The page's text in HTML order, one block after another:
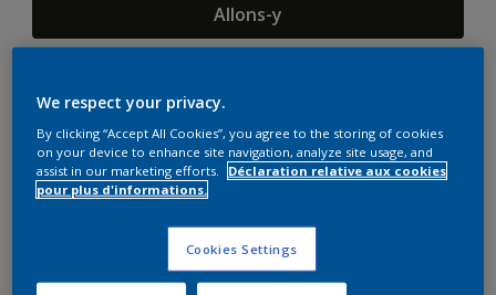
Allons-y
Suggestions d'Harmonies
We respect your privacy.
By clicking “Accept All Cookies”, you agree to the storing of cookies
on your device to enhance site navigation, analyze site usage, and
assist in our marketing efforts.
Déclaration relative aux cookies
pour plus d'informations.
Cookies Settings